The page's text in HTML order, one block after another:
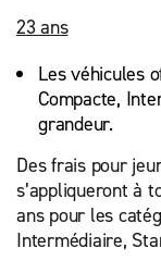
23 ans
Les véhicules
Compacte,
grandeur.
Des frais pour
s’appliqueront à
ans pour les
Intermédiaire,